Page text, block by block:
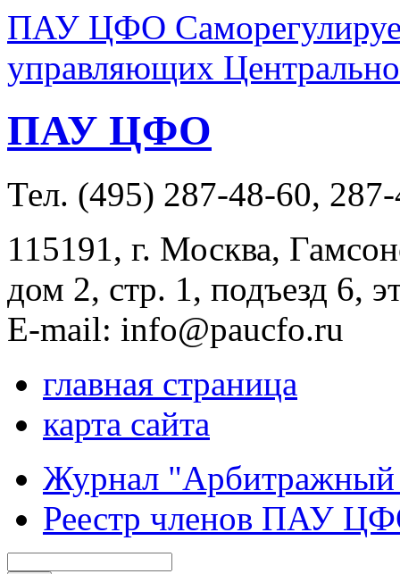
ПАУ ЦФО
управляющих
ПАУ ЦФО
Тел. (495) 287-48-60,
115191, г. Москва,
дом 2, стр. 1, подъезд 6,
E-mail: info@paucfo.ru
главная страница
карта сайта
Журнал
Реестр членов ПАУ